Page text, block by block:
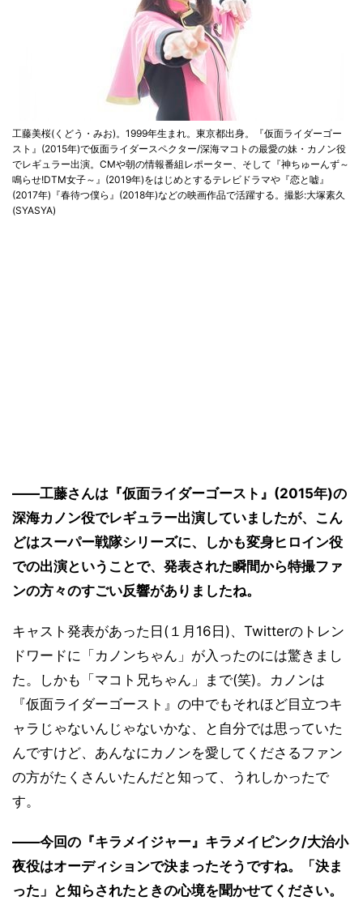
工藤美桜(くどう・みお)。1999年生まれ。東京都出身。『仮面ライダーゴー
スト』(2015年)で仮面ライダースペクター/深海マコトの最愛の妹・カノン役
でレギュラー出演。CMや朝の情報番組レポーター、そして『神ちゅーんず～
鳴らせ!DTM女子～』(2019年)をはじめとするテレビドラマや『恋と嘘』
(2017年)『春待つ僕ら』(2018年)などの映画作品で活躍する。撮影:大塚素久
(SYASYA)
――工藤さんは『仮面ライダーゴースト』(2015年)の
深海カノン役でレギュラー出演していましたが、こん
どはスーパー戦隊シリーズに、しかも変身ヒロイン役
での出演ということで、発表された瞬間から特撮ファ
ンの方々のすごい反響がありましたね。
キャスト発表があった日(１月16日)、Twitterのトレン
ドワードに「カノンちゃん」が入ったのには驚きまし
た。しかも「マコト兄ちゃん」まで(笑)。カノンは
『仮面ライダーゴースト』の中でもそれほど目立つキ
ャラじゃないんじゃないかな、と自分では思っていた
んですけど、あんなにカノンを愛してくださるファン
の方がたくさんいたんだと知って、うれしかったで
す。
――今回の『キラメイジャー』キラメイピンク/大治小
夜役はオーディションで決まったそうですね。「決ま
った」と知らされたときの心境を聞かせてください。